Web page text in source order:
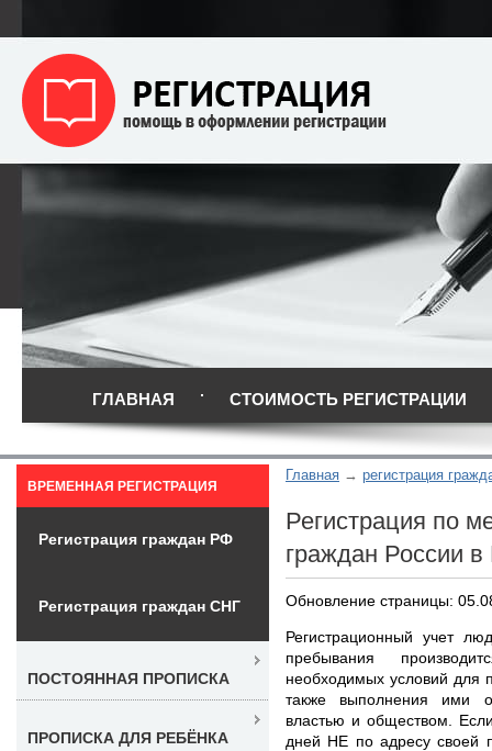
ГЛАВНАЯ СТОИМОСТЬ РЕГИСТРАЦИИ
Главная регистрация
Регистрация по
граждан России
Обновление страницы:
Регистрационный учет
пребывания
необходимых условий для
также выполнения ими
властью и обществом.
дней НЕ по адресу своей
ВРЕМЕННАЯ РЕГИСТРАЦИЯ
Регистрация граждан РФ
Регистрация граждан СНГ
ПОСТОЯННАЯ ПРОПИСКА
ПРОПИСКА ДЛЯ РЕБЁНКА